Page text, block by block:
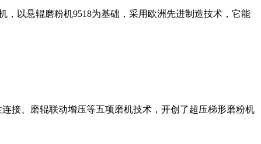
以悬辊磨粉机9518为基础，采用欧洲先进制造技术，它能
接、磨辊联动增压等五项磨机技术，开创了超压梯形磨粉机